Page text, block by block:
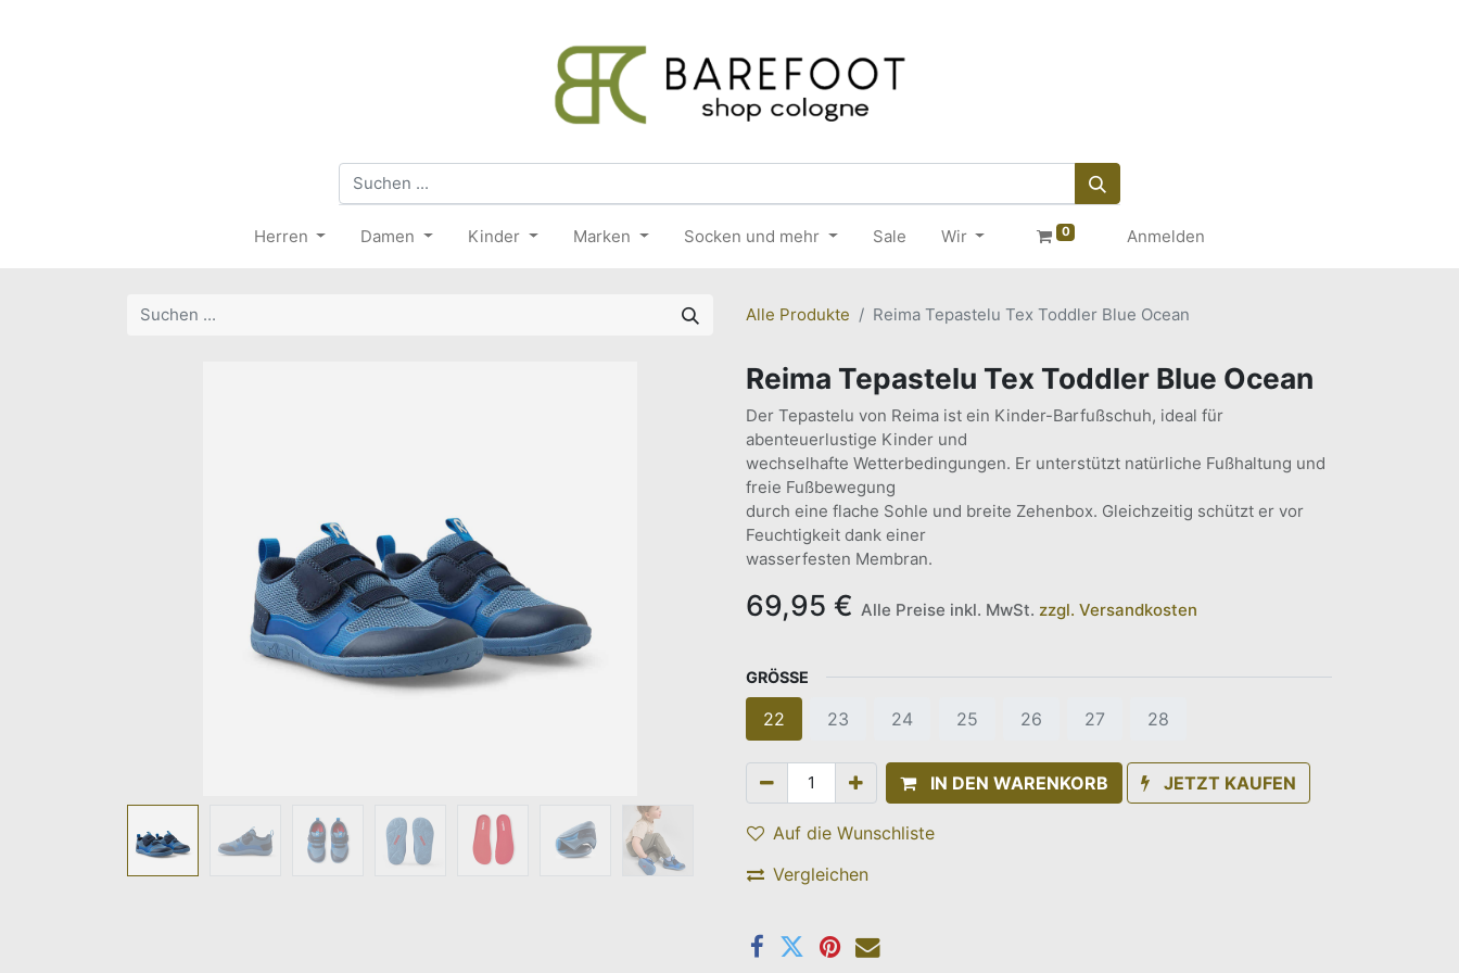
Herren Damen Kinder Marken Socken und mehr Sale Wir 0 Anmelden
Alle Produkte Reima Tepastelu Tex Toddler Blue Ocean
Reima Tepastelu Tex Toddler Blue Ocean
Der Tepastelu von Reima ist ein Kinder-Barfußschuh, ideal für
abenteuerlustige Kinder und
wechselhafte Wetterbedingungen. Er unterstützt natürliche Fußhaltung und
freie Fußbewegung
durch eine flache Sohle und breite Zehenbox. Gleichzeitig schützt er vor
Feuchtigkeit dank einer
wasserfesten Membran.
69,95 € Alle Preise inkl. MwSt. zzgl. Versandkosten
GRÖSSE
22 23 24 25 26 27 28
IN DEN WARENKORB JETZT KAUFEN
Auf die Wunschliste
Vergleichen